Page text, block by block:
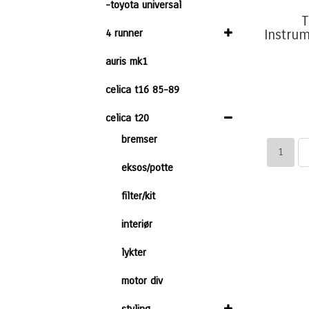
-toyota universal
4 runner
auris mk1
celica t16 85-89
celica t20
bremser
eksos/potte
filter/kit
interiør
lykter
motor div
1